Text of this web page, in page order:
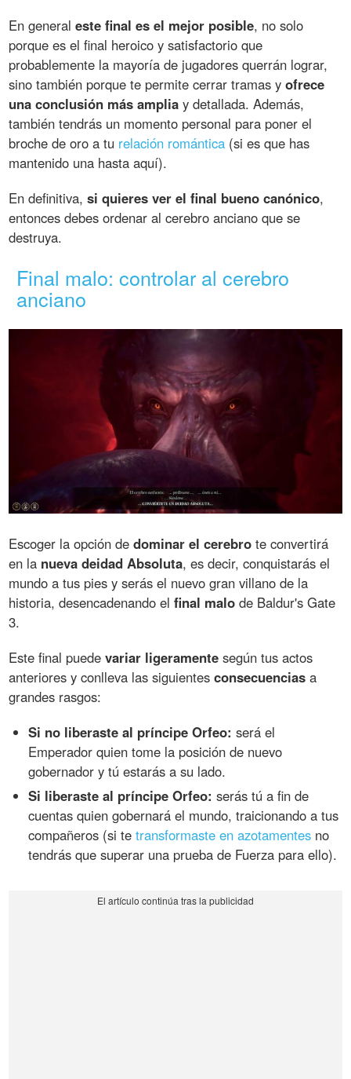
En generaleste final es el mejor posible, no solo
porque es el final heroico y satisfactorio que
probablemente la mayoría de jugadores querrán lograr,
sino también porque te permite cerrar tramas yofrece
una conclusión más amplia y detallada. Además,
también tendrás un momento personal para poner el
broche de oro a tu relación romántica (si es que has
mantenido una hasta aquí).
En definitiva,si quieres ver el final bueno canónico,
entonces debes ordenar al cerebro anciano que se
destruya.
Final malo: controlar al cerebro
anciano
Escoger la opción dedominar el cerebro te convertirá
en la nueva deidad Absoluta, es decir, conquistarás el
mundo a tus pies y serás el nuevo gran villano de la
historia, desencadenando elfinal malo de Baldur's Gate
3.
Este final puedevariar ligeramente según tus actos
anteriores y conlleva las siguientesconsecuencias a
grandes rasgos:
Si no liberaste al príncipe Orfeo: será el
Emperador quien tome la posición de nuevo
gobernador y tú estarás a su lado.
Si liberaste al príncipe Orfeo: serás tú a fin de
cuentas quien gobernará el mundo, traicionando a tus
compañeros (si tetransformaste en azotamentes no
tendrás que superar una prueba de Fuerza para ello).